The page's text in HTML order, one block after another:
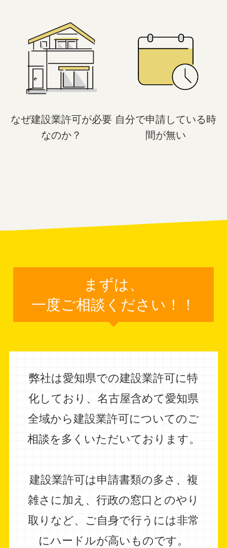
なぜ建設業許可が必要
なのか？
自分で申請している時
間が無い
まずは、
一度ご相談ください！！
弊社は愛知県での建設業許可に特
化しており、 名古屋含めて愛知県
全域から建設業許可についてのご
相談を多くいただいております。
建設業許可は申請書類の多さ、複
雑さに加え、行政の窓口とのやり
取りなど、 ご自身で行うには非常
にハードルが高いものです。